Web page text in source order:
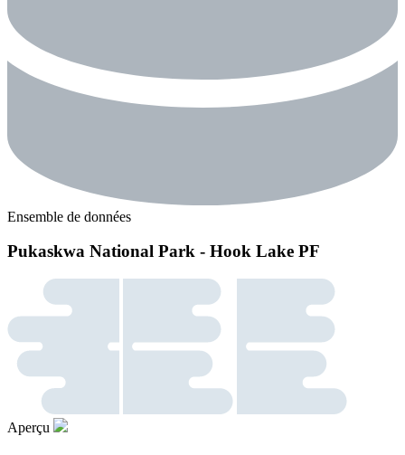
Ensemble de données
Pukaskwa National Park - Hook Lake PF
Aperçu